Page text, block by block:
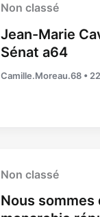
Non classé
Jean-Marie
Sénat a64
Camille.Moreau.68 •
Non classé
Nous